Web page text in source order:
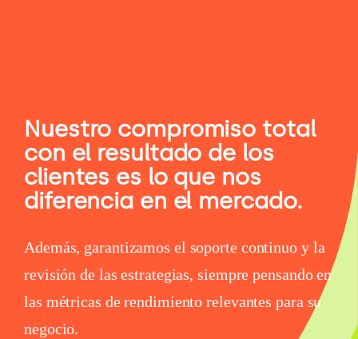
Nuestro compromiso total
con el resultado de los
clientes es lo que nos
diferencia en el mercado.
Además, garantizamos el soporte continuo y la
revisión de las estrategias, siempre pensando en
las métricas de rendimiento relevantes para su
negocio.